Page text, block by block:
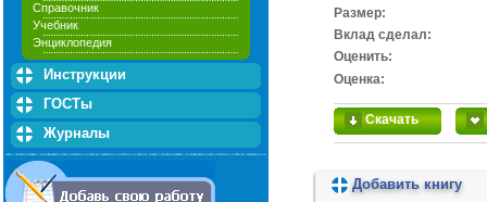
Справочник
Учебник
Энциклопедия
Инструкции
ГОСТы
Журналы
Размер:
Вклад сделал:
Оценить:
Оценка:
Скачать
Добавить книгу